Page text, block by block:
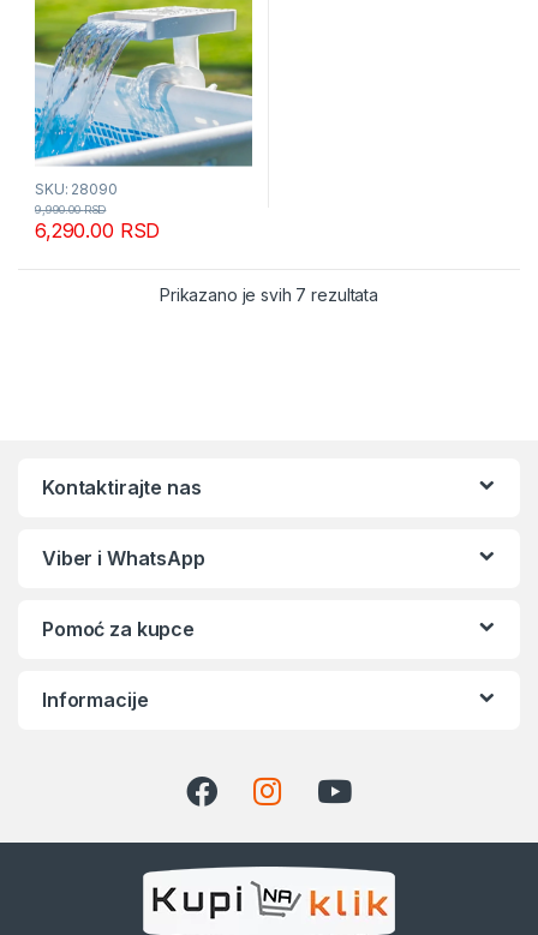
SKU: 28090
6,290.00 RSD
9,990.00RSD
Prikazano je svih 7 rezultataSortirano po
Kontaktirajte nas
Viber i WhatsApp
Pomoć za kupce
Informacije